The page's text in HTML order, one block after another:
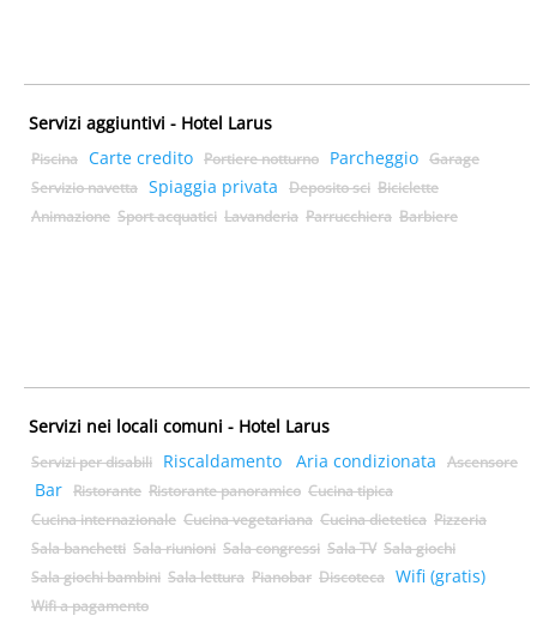
Servizi aggiuntivi - Hotel Larus
Piscina Carte credito Portiere notturno Parcheggio Garage
Servizio navetta Spiaggia privata Deposito sci Biciclette
Animazione Sport acquatici Lavanderia Parrucchiera Barbiere
Servizi nei locali comuni - Hotel Larus
Servizi per disabili Riscaldamento Aria condizionata Ascensore
Bar Ristorante Ristorante panoramico Cucina tipica
Cucina internazionale Cucina vegetariana Cucina dietetica Pizzeria
Sala banchetti Sala riunioni Sala congressi Sala TV Sala giochi
Sala giochi bambini Sala lettura Pianobar Discoteca Wifi (gratis)
Wifi a pagamento